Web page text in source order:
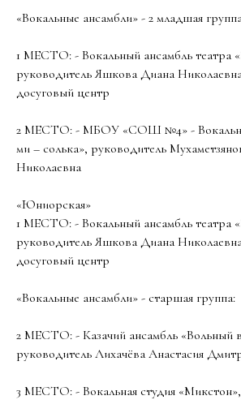
«Вокальные ансамбли» - 2 младшая
1 МЕСТО: - Вокальный ансамбль театра
руководитель Яшкова Диана
досуговый центр
2 МЕСТО: - МБОУ «СОШ №4» -
ми – солька», руководитель
Николаевна
«Юниорская»
1 МЕСТО: - Вокальный ансамбль театра
руководитель Яшкова Диана
досуговый центр
«Вокальные ансамбли» - старшая группа:
2 МЕСТО: - Казачий ансамбль «Вольный
руководитель Лихачёва Анастасия
3 МЕСТО: - Вокальная студия